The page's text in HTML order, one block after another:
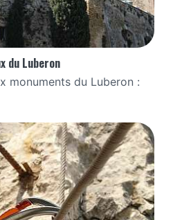
du Luberon
monuments du Luberon :